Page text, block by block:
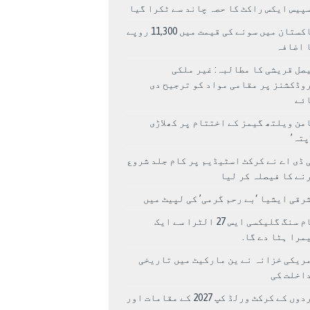
ایکس راکٹ کا حصہ چاند سے ٹکرا گیا
پاکستان میں سونے کی قیمت میں 11,300 روپے
اضافہ
قریشی کا مطالبہ: غیر ملکی
پر مقامی مواد کو ترجیح دی
ویلتھ گیمز کے اختتام پر کھلاڑی
ڈی اے نے کرکٹ اسٹیڈیم پر کام جلد شروع
کا فیصلہ کر لیا
ایشیا ‘بے رحم گرمی’ کی لپیٹ میں
سام سنگ گلیکسی ایس 27 الٹرا سے ایک
ہٹا دے گا.
خزانہ نے ین مارکیٹ میں تاریخی
کی
مردوں کے کرکٹ ورلڈ کپ 2027 کے مقامات اور